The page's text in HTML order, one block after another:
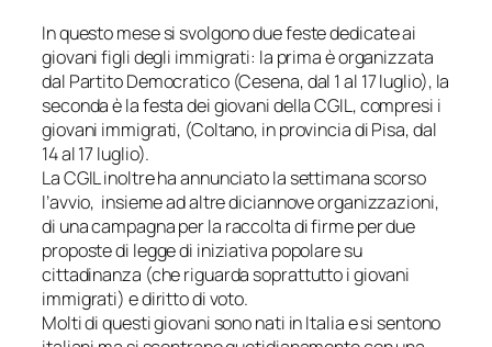
In questo mese si svolgono due feste dedicate ai
giovani figli degli immigrati: la prima è organizzata
dal Partito Democratico (Cesena, dal 1 al 17 luglio), la
seconda è la festa dei giovani della CGIL, compresi i
giovani immigrati, (Coltano, in provincia di Pisa, dal
14 al 17 luglio).
La CGIL inoltre ha annunciato la settimana scorso
l’avvio, insieme ad altre diciannove organizzazioni,
di una campagna per la raccolta di firme per due
proposte di legge di iniziativa popolare su
cittadinanza (che riguarda soprattutto i giovani
immigrati) e diritto di voto.
Molti di questi giovani sono nati in Italia e si sentono